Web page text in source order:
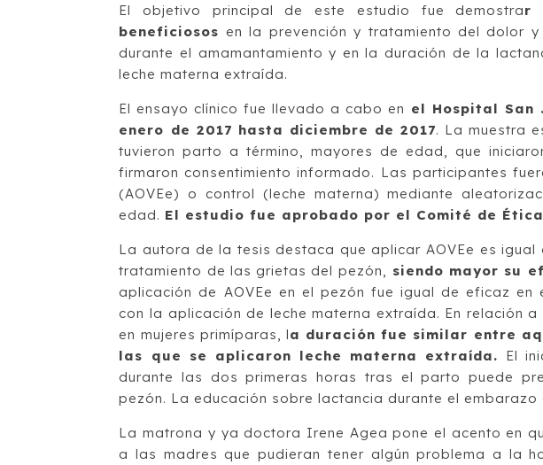
El objetivo principal de este estudio fue demostrar
beneficiosos en la prevención y tratamiento del dolor
durante el amamantamiento y en la duración de la
leche materna extraída.
El ensayo clínico fue llevado a cabo en el Hospital San
enero de 2017 hasta diciembre de 2017. La muestra
tuvieron parto a término, mayores de edad, que
firmaron consentimiento informado. Las participantes
(AOVEe) o control (leche materna) mediante
edad. El estudio fue aprobado por el Comité de
La autora de la tesis destaca que aplicar AOVEe es
tratamiento de las grietas del pezón,
siendo mayor su
aplicación de AOVEe en el pezón fue igual de eficaz
con la aplicación de leche materna extraída. En relación
en mujeres primíparas, la duración fue similar entre
las que se aplicaron leche materna extraída. El
durante las dos primeras horas tras el parto puede
pezón. La educación sobre lactancia durante el embarazo
La matrona y ya doctora Irene Agea pone el acento en
a las madres que pudieran tener algún problema a la